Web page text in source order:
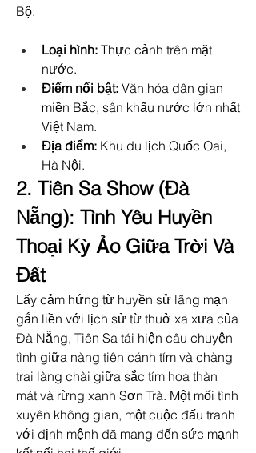
Bộ.
Loại hình: Thực cảnh trên mặt
nước.
Điểm nổi bật: Văn hóa dân gian
miền Bắc, sân khấu nước lớn nhất
Việt Nam.
Địa điểm: Khu du lịch Quốc Oai,
Hà Nội.
2. Tiên Sa Show (Đà
Nẵng): Tình Yêu Huyền
Thoại Kỳ Ảo Giữa Trời Và
Đất
Lấy cảm hứng từ huyền sử lãng mạn
gắn liền với lịch sử từ thuở xa xưa của
Đà Nẵng, Tiên Sa tái hiện câu chuyện
tình giữa nàng tiên cánh tím và chàng
trai làng chài giữa sắc tím hoa thàn
mát và rừng xanh Sơn Trà. Một mối tình
xuyên không gian, một cuộc đấu tranh
với định mệnh đã mang đến sức mạnh